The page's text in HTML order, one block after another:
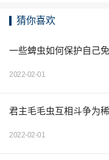
猜你喜欢
一些蜱虫如何保护自己
2022-02-01
君主毛毛虫互相斗争为
2022-02-01